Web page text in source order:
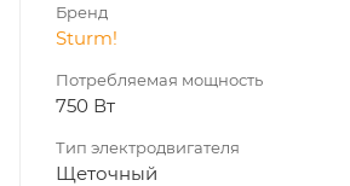
Бренд
Sturm!
Потребляемая мощность
750 Вт
Тип электродвигателя
Щеточный